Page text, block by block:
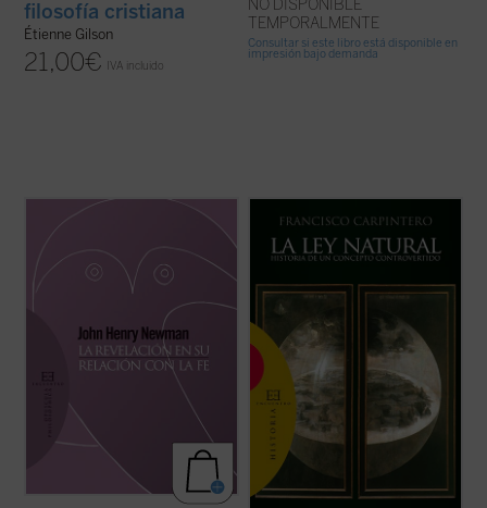
filosofía cristiana
Étienne Gilson
21,00€ IVA incluido
NO DISPONIBLE
TEMPORALMENTE
Consultar si este libro está disponible en
impresión bajo demanda
español, J.H. Newman quiere responder a
la acusación de escepticismo que le
expone su ...
«Las doctrinas sobre el derecho natural se
han formado dentro de un esfuerzo
conjunto en el que han participado filósofos,
teólogos y juristas, paganos y cristianos».
simplismo o la ideologización con que ...